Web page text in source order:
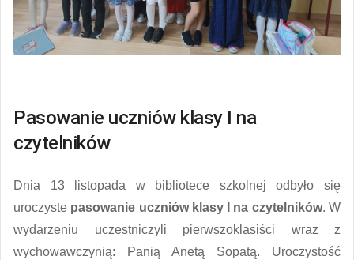
Pasowanie uczniów klasy I na
czytelników
Dnia 13 listopada w bibliotece szkolnej odbyło się
uroczyste pasowanie uczniów klasy I na czytelników. W
wydarzeniu uczestniczyli pierwszoklasiści wraz z
wychowawczynią: Panią Anetą Sopatą. Uroczystość